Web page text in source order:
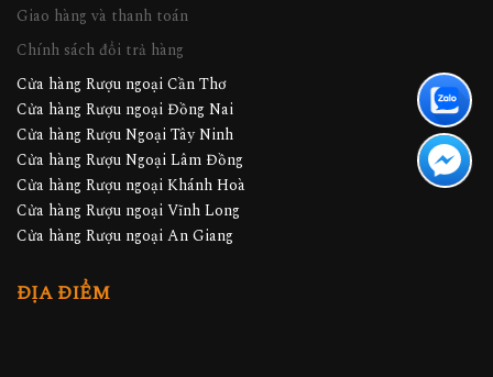
Chính sách đổi trả hàng
Cửa hàng Rượu ngoại Cần Thơ
Cửa hàng Rượu ngoại Đồng Nai
Cửa hàng Rượu Ngoại Tây Ninh
Cửa hàng Rượu Ngoại Lâm Đồng
Cửa hàng Rượu ngoại Khánh Hoà
Cửa hàng Rượu ngoại Vĩnh Long
Cửa hàng Rượu ngoại An Giang